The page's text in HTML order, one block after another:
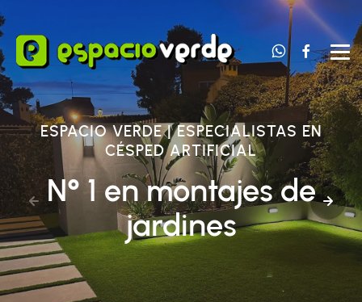
Contacta
ESPACIO VERDE | ESPECIALISTAS EN
CÉSPED ARTIFICIAL
N° 1 en montajes de
jardines